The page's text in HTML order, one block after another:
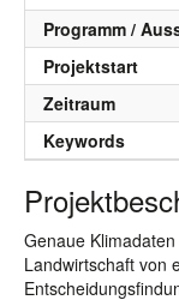
Programm /
Projektstart
Zeitraum
Keywords
Genaue
Landwirtschaft von